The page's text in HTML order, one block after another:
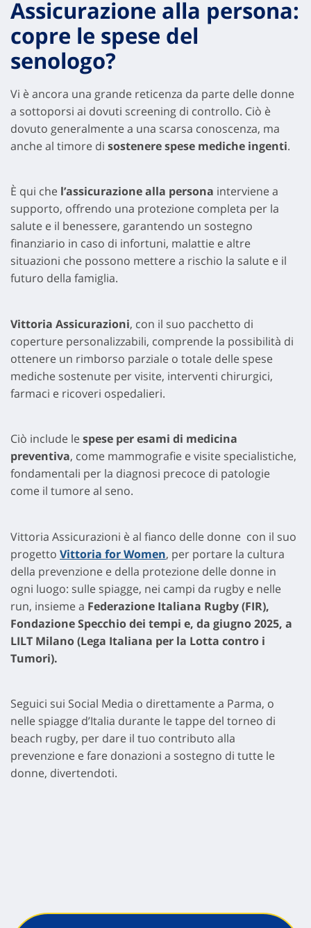
Assicurazione alla persona:
copre le spese del
senologo?
Vi è ancora una grande reticenza da parte delle donne
a sottoporsi ai dovuti screening di controllo. Ciò è
dovuto generalmente a una scarsa conoscenza, ma
anche al timore di sostenere spese mediche ingenti.
È qui che l’assicurazione alla persona interviene a
supporto, offrendo una protezione completa per la
salute e il benessere, garantendo un sostegno
finanziario in caso di infortuni, malattie e altre
situazioni che possono mettere a rischio la salute e il
futuro della famiglia.
Vittoria Assicurazioni, con il suo pacchetto di
coperture personalizzabili, comprende la possibilità di
ottenere un rimborso parziale o totale delle spese
mediche sostenute per visite, interventi chirurgici,
farmaci e ricoveri ospedalieri.
Ciò include lespese per esami di medicina
preventiva, come mammografie e visite specialistiche,
fondamentali per la diagnosi precoce di patologie
come il tumore al seno.
Vittoria Assicurazioni è al fianco delle donne con il suo
progetto Vittoria for Women, per portare la cultura
della prevenzione e della protezione delle donne in
ogni luogo: sulle spiagge, nei campi da rugby e nelle
run, insieme a Federazione Italiana Rugby (FIR),
Fondazione Specchio dei tempi e, da giugno 2025, a
LILT Milano (Lega Italiana per la Lotta contro i
Tumori).
Seguici sui Social Media o direttamente a Parma, o
nelle spiagge d’Italia durante le tappe del torneo di
beach rugby, per dare il tuo contributo alla
prevenzione e fare donazioni a sostegno di tutte le
donne, divertendoti.